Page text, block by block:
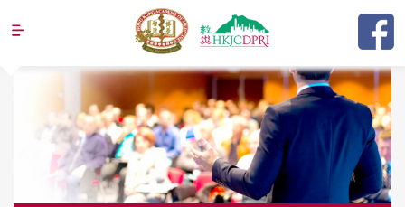
Jump to navigation